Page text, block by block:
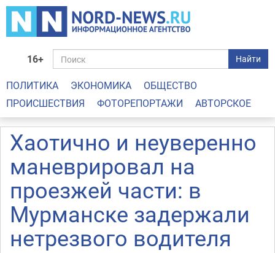
16+ Найти
ПОЛИТИКА ЭКОНОМИКА
ОБЩЕСТВО
ПРОИСШЕСТВИЯ
ФОТОРЕПОРТАЖИ АВТОРСКОЕ
Хаотично и неуверенно
маневрировал на
проезжей части: в
Мурманске задержали
нетрезвого водителя